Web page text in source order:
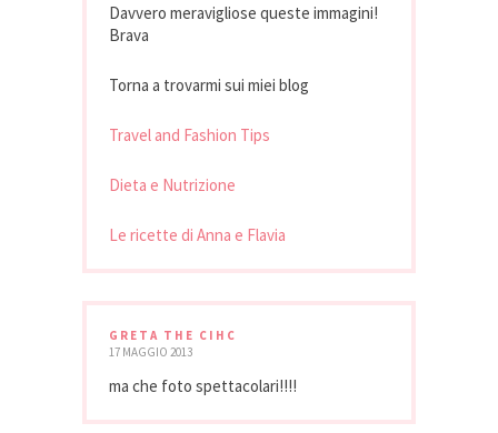
Davvero meravigliose queste immagini!
Brava
Torna a trovarmi sui miei blog
Travel and Fashion Tips
Dieta e Nutrizione
Le ricette di Anna e Flavia
GRETA THE CIHC
17 MAGGIO 2013
ma che foto spettacolari!!!!